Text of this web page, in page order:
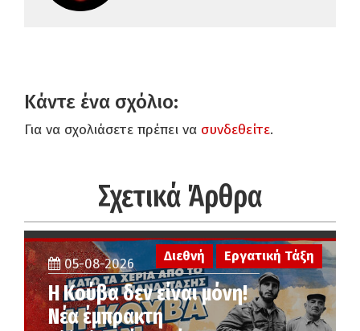
Κάντε ένα σχόλιο:
Για να σχολιάσετε πρέπει να συνδεθείτε.
Σχετικά Άρθρα
Διεθνή Εργατική Τάξη
05-08-2026
Η Κούβα δεν είναι μόνη!
Νέα έμπρακτη